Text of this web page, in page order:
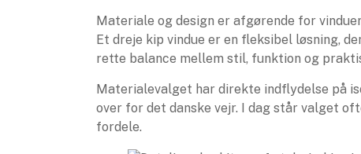
Materiale og design er afgørende for
Et dreje kip vindue er en fleksibel løsning,
rette balance mellem stil, funktion og
Materialevalget har direkte indflydelse på
over for det danske vejr. I dag står valget
fordele.